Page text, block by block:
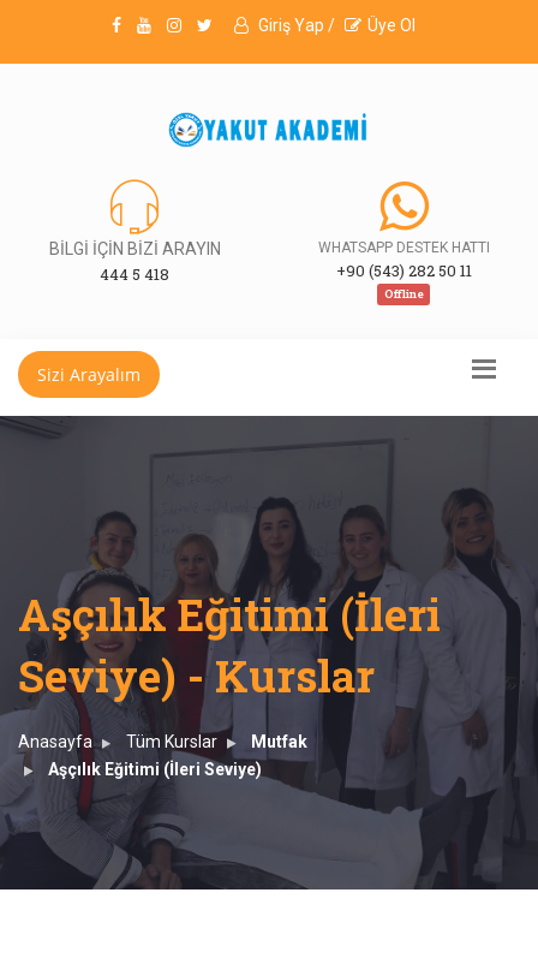
Giriş Yap / Üye Ol
BİLGİ İÇİN BİZİ ARAYIN
444 5 418
WHATSAPP DESTEK HATTI
+90 (543) 282 50 11
Offline
Sizi Arayalım
Aşçılık Eğitimi (İleri
Seviye) - Kurslar
Anasayfa Tüm Kurslar
Mutfak
Aşçılık Eğitimi (İleri Seviye)